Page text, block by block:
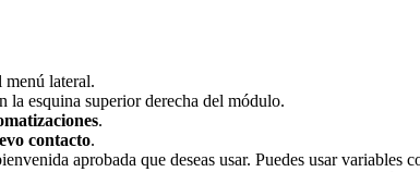
menú lateral.
esquina superior derecha del módulo.
.
contacto.
aprobada que deseas usar. Puedes usar variables